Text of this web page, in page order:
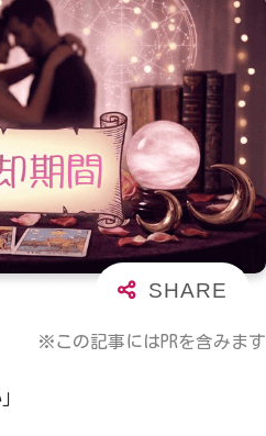
※この記事にはPRを含みます